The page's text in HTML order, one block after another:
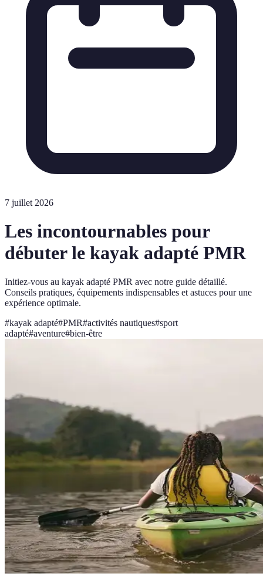
7 juillet 2026
Les incontournables pour
débuter le kayak adapté PMR
Initiez-vous au kayak adapté PMR avec notre guide détaillé.
Conseils pratiques, équipements indispensables et astuces pour une
expérience optimale.
#kayak adapté#PMR#activités nautiques#sport
adapté#aventure#bien-être